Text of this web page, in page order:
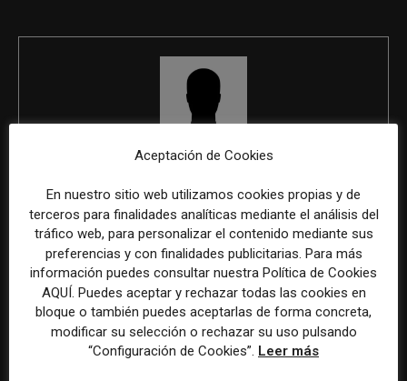
ÚLTIMOS ARTÍCULOS
Aceptación de Cookies
En nuestro sitio web utilizamos cookies propias y de
terceros para finalidades analíticas mediante el análisis del
tráfico web, para personalizar el contenido mediante sus
preferencias y con finalidades publicitarias. Para más
información puedes consultar nuestra Política de Cookies
AQUÍ. Puedes aceptar y rechazar todas las cookies en
bloque o también puedes aceptarlas de forma concreta,
modificar su selección o rechazar su uso pulsando
“Configuración de Cookies”. Leer más